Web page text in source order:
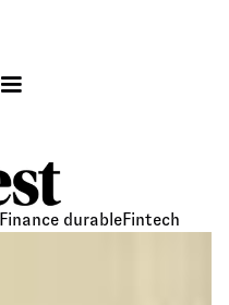
Finance durableFintech